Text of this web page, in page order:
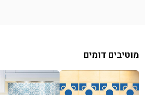
מוטיבים דומים